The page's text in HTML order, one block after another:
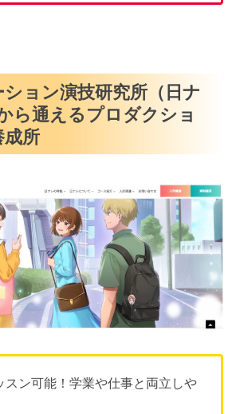
ション演技研究所（日ナ
ら通えるプロダクショ
成所
スン可能！学業や仕事と両立しや